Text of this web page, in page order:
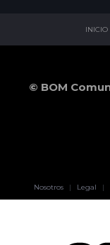
INICIO
© BOM
Nosotros | Legal |